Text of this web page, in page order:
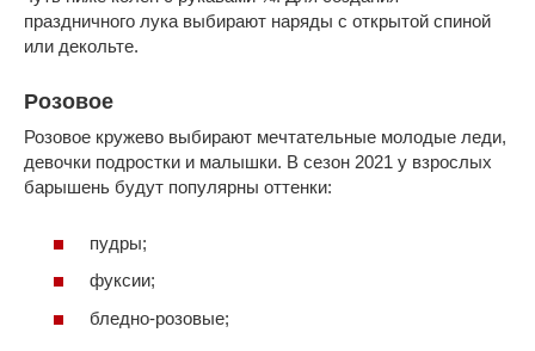
праздничного лука выбирают наряды с открытой спиной
или декольте.
Розовое
Розовое кружево выбирают мечтательные молодые леди,
девочки подростки и малышки. В сезон 2021 у взрослых
барышень будут популярны оттенки:
пудры;
фуксии;
бледно-розовые;